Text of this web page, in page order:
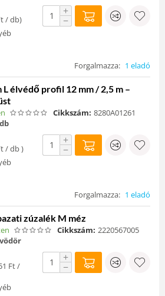
/ db)
+
−
Forgalmazza: 1 eladó
élvédő profil 12 mm / 2,5 m –
Cikkszám: 8280A01261
db
/ db )
+
−
Forgalmazza: 1 eladó
zúzalék M méz
Cikkszám: 2220567005
vödör
Ft/
+
−